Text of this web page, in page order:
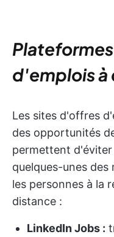
d'emplois à
Les sites d'offres
des opportunités
permettent d'éviter
quelques-unes
les personnes à la
distance :
LinkedIn Jobs :